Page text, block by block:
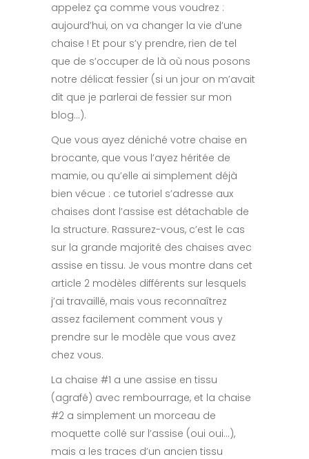
appelez ça comme vous voudrez :
aujourd’hui, on va changer la vie d’une
chaise ! Et pour s’y prendre, rien de tel
que de s’occuper de là où nous posons
notre délicat fessier (si un jour on m’avait
dit que je parlerai de fessier sur mon
blog…).
Que vous ayez déniché votre chaise en
brocante, que vous l’ayez héritée de
mamie, ou qu’elle ai simplement déjà
bien vécue : ce tutoriel s’adresse aux
chaises dont l’assise est détachable de
la structure. Rassurez-vous, c’est le cas
sur la grande majorité des chaises avec
assise en tissu. Je vous montre dans cet
article 2 modèles différents sur lesquels
j’ai travaillé, mais vous reconnaîtrez
assez facilement comment vous y
prendre sur le modèle que vous avez
chez vous.
La chaise #1 a une assise en tissu
(agrafé) avec rembourrage, et la chaise
#2 a simplement un morceau de
moquette collé sur l’assise (oui oui…),
mais a les traces d’un ancien tissu